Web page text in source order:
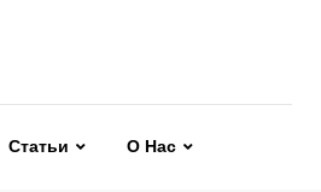
Статьи О Нас